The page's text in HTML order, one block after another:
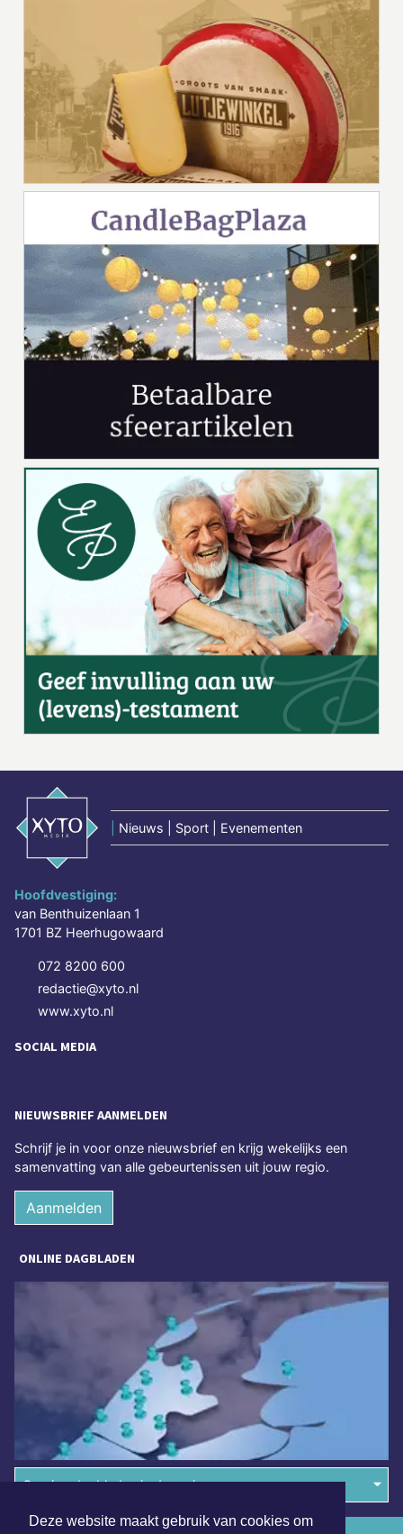
Deze website maakt gebruik van cookies om
Nieuws | Sport | Evenementen
Hoofdvestiging:
van Benthuizenlaan 1
1701 BZ Heerhugowaard
072 8200 600
redactie@xyto.nl
www.xyto.nl
SOCIAL MEDIA
NIEUWSBRIEF AANMELDEN
Schrijf je in voor onze nieuwsbrief en krijg wekelijks een
samenvatting van alle gebeurtenissen uit jouw regio.
Aanmelden
ONLINE DAGBLADEN
Overige dagbladen in de regio